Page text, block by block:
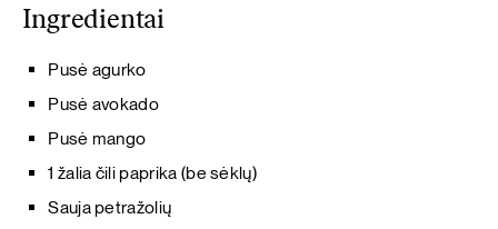
Ingredientai
Pusė agurko
Pusė avokado
Pusė mango
1 žalia čili paprika (be sėklų)
Sauja petražolių